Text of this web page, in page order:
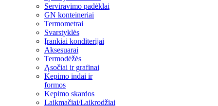
Serviravimo padėklai
GN konteineriai
Termometrai
Svarstyklės
Įrankiai konditerijai
Aksesuarai
Termodėžės
Ąsočiai ir grafinai
Kepimo indai ir
formos
Kepimo skardos
Laikmačiai/Laikrodžiai